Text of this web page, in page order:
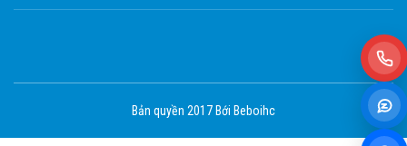
Bản quyền 2017 Bới Beboihc